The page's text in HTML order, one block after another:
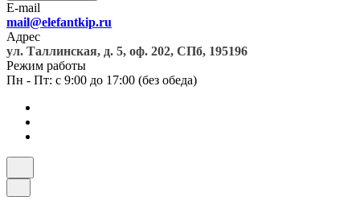
E-mail
mail@elefantkip.ru
Адрес
ул. Таллинская, д. 5, оф. 202, СПб, 195196
Режим работы
Пн - Пт: с 9:00 до 17:00 (без обеда)